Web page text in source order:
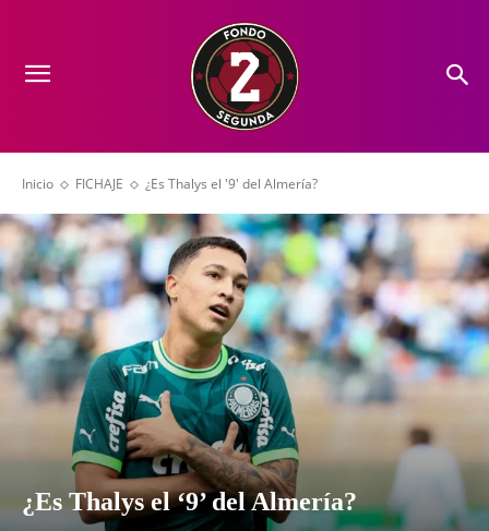
Inicio FICHAJE ¿Es Thalys el '9' del Almería?
¿Es Thalys el ‘9’ del Almería?